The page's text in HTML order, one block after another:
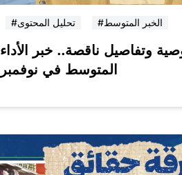
#تحليل المحتوى #الخبر المتوسط
وتفاصيل ناقصة.. خبر الأداء
المتوسط في نوفمبر